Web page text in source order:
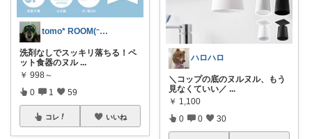
tomo* ROOM(ᵔᴥᵔ)♪
洗剤なしでスッキリ落ちる！ペ
ット食器のヌル ...
￥ 998～
0 1 59
コレ いいね
ハロハロ
＼コップの底のヌルヌル、もう
見なくていい／ ...
￥ 1,100
0 0 30